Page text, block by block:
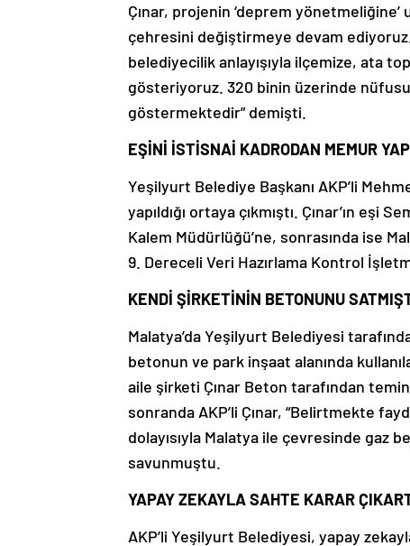
Çınar, projenin ‘deprem
çehresini değiştirmeye devam ediyoruz.
belediyecilik anlayışıyla ilçemize, ata
gösteriyoruz. 320 binin üzerinde
göstermektedir” demişti.
EŞİNİ İSTİSNAİ KADRODAN MEMUR
Yeşilyurt Belediye Başkanı AKP’li
yapıldığı ortaya çıkmıştı. Çınar’ın eşi
Kalem Müdürlüğü’ne, sonrasında ise
9. Dereceli Veri Hazırlama Kontrol
KENDİ ŞİRKETİNİN BETONUNU
Malatya’da Yeşilyurt Belediyesi
betonun ve park inşaat alanında
aile şirketi Çınar Beton tarafından temin
sonranda AKP’li Çınar, “Belirtmekte
dolayısıyla Malatya ile çevresinde gaz
savunmuştu.
YAPAY ZEKAYLA SAHTE KARAR
AKP’li Yeşilyurt Belediyesi, yapay